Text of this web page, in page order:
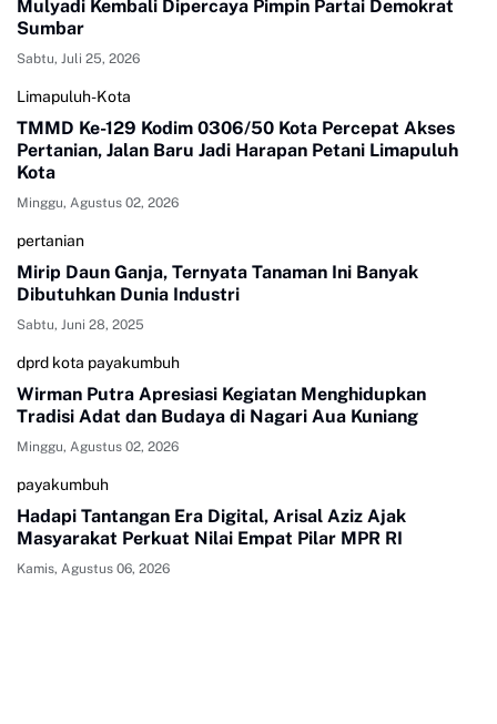
Mulyadi Kembali Dipercaya Pimpin Partai Demokrat
Sumbar
Sabtu, Juli 25, 2026
Limapuluh-Kota
TMMD Ke-129 Kodim 0306/50 Kota Percepat Akses
Pertanian, Jalan Baru Jadi Harapan Petani Limapuluh
Kota
Minggu, Agustus 02, 2026
pertanian
Mirip Daun Ganja, Ternyata Tanaman Ini Banyak
Dibutuhkan Dunia Industri
Sabtu, Juni 28, 2025
dprd kota payakumbuh
Wirman Putra Apresiasi Kegiatan Menghidupkan
Tradisi Adat dan Budaya di Nagari Aua Kuniang
Minggu, Agustus 02, 2026
payakumbuh
Hadapi Tantangan Era Digital, Arisal Aziz Ajak
Masyarakat Perkuat Nilai Empat Pilar MPR RI
Kamis, Agustus 06, 2026